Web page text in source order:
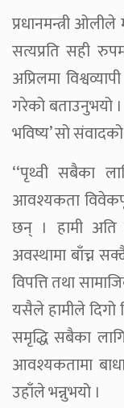
प्रधानमन्त्री
सत्यप्रति सही
अप्रिलमा
गरेको बताउनुभयो
भविष्य’ सो
‘‘पृथ्वी सबैका
आवश्यकता
छन् । हामी
अवस्थामा बाँच्न
विपत्ति तथा
यसैले हामीले दिगो
समृद्धि सबैका
आवश्यकतामा बाधा
उहाँले भन्नुभयो ।